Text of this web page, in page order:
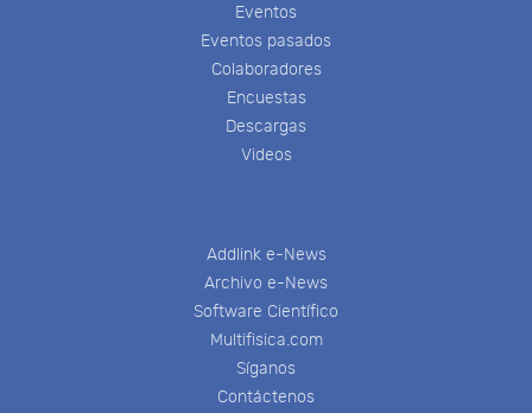
Eventos
Eventos pasados
Colaboradores
Encuestas
Descargas
Videos
Addlink e-News
Archivo e-News
Software Científico
Multifisica.com
Síganos
Contáctenos